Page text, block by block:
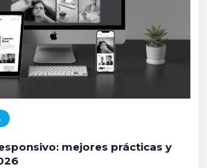
mejores prácticas y